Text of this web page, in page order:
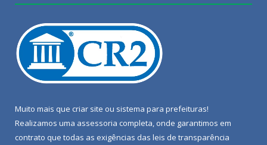
Muito mais que criar site ou sistema para prefeituras!
Realizamos uma assessoria completa, onde garantimos em
contrato que todas as exigências das leis de transparência